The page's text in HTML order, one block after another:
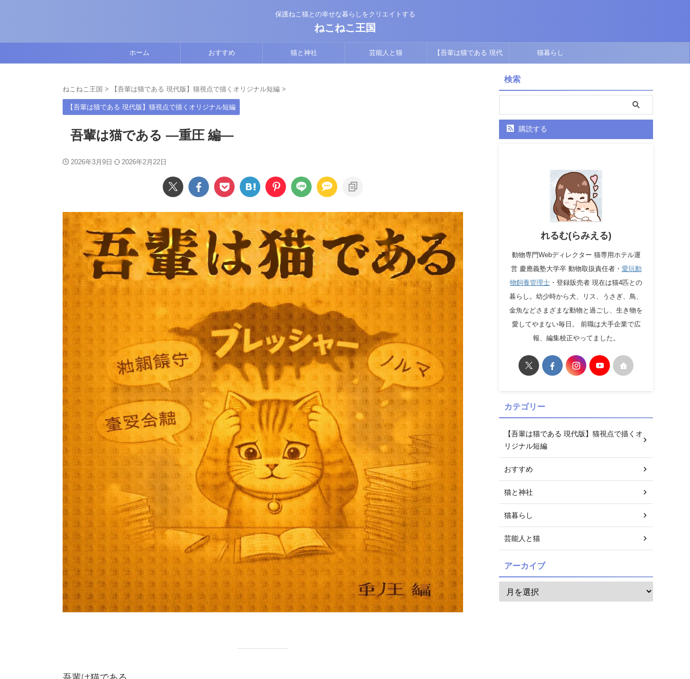
保護ねこ猫との幸せな暮らしをクリエイトする
ねこねこ王国
ホーム おすすめ 猫と神社 芸能人と猫 【吾輩は猫である 現代
版】猫視点で描くオリジナ
猫暮らし
ねこねこ王国 > 【吾輩は猫である 現代版】猫視点で描くオリジナル短編 >
【吾輩は猫である 現代版】猫視点で描くオリジナル短編
吾輩は猫である ―重圧 編―
2026年3月9日 2026年2月22日
検索
購読する
れるむ(らみえる)
動物専門Webディレクター 猫専用ホテル運
営 慶應義塾大学卒 動物取扱責任者・ 愛玩動
物飼養管理士 ・登録販売者 現在は猫4匹との
暮らし。幼少時から犬、リス、うさぎ、鳥、
金魚などさまざまな動物と過ごし、生き物を
愛してやまない毎日。 前職は大手企業で広
報、編集校正やってました。
カテゴリー
【吾輩は猫である 現代版】猫視点で描くオ
リジナル短編
おすすめ
猫と神社
猫暮らし
芸能人と猫
アーカイブ